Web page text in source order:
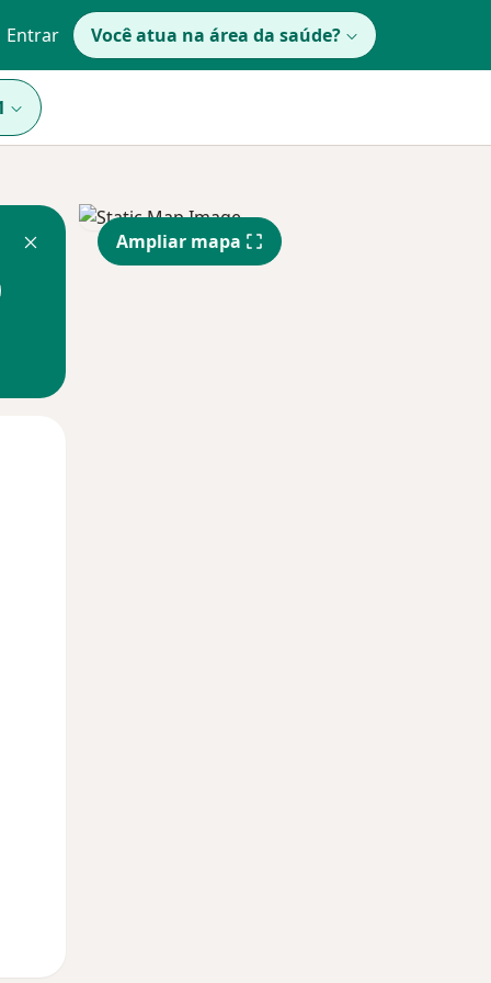
Entrar Você atua na área da saúde?
Ampliar mapa